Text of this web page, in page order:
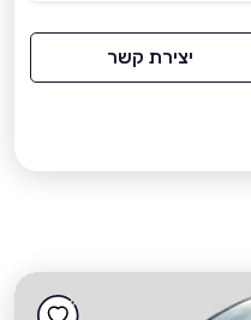
יצירת קשר